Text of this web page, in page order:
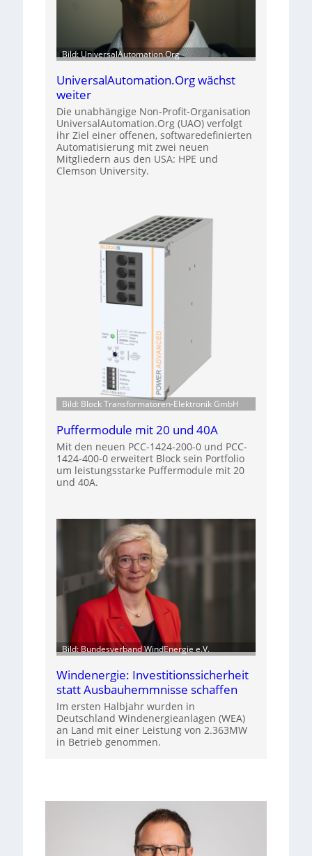
Bild: UniversalAutomation.Org
UniversalAutomation.Org wächst
weiter
Die unabhängige Non-Profit-Organisation
UniversalAutomation.Org (UAO) verfolgt
ihr Ziel einer offenen, softwaredefinierten
Automatisierung mit zwei neuen
Mitgliedern aus den USA: HPE und
Clemson University.
Bild: Block Transformatoren-Elektronik GmbH
Puffermodule mit 20 und 40A
Mit den neuen PCC-1424-200-0 und PCC-
1424-400-0 erweitert Block sein Portfolio
um leistungsstarke Puffermodule mit 20
und 40A.
Bild: Bundesverband WindEnergie e.V.
Windenergie: Investitionssicherheit
statt Ausbauhemmnisse schaffen
Im ersten Halbjahr wurden in
Deutschland Windenergieanlagen (WEA)
an Land mit einer Leistung von 2.363MW
in Betrieb genommen.